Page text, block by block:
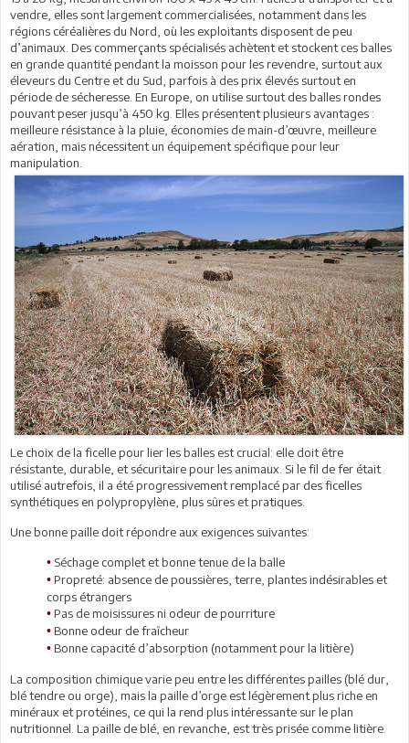
vendre, elles sont largement commercialisées, notamment dans les
régions céréalières du Nord, où les exploitants disposent de peu
d’animaux. Des commerçants spécialisés achètent et stockent ces balles
en grande quantité pendant la moisson pour les revendre, surtout aux
éleveurs du Centre et du Sud, parfois à des prix élevés surtout en
période de sécheresse. En Europe, on utilise surtout des balles rondes
pouvant peser jusqu’à 450 kg. Elles présentent plusieurs avantages :
meilleure résistance à la pluie, économies de main-d’œuvre, meilleure
aération, mais nécessitent un équipement spécifique pour leur
manipulation.
Le choix de la ficelle pour lier les balles est crucial: elle doit être
résistante, durable, et sécuritaire pour les animaux. Si le fil de fer était
utilisé autrefois, il a été progressivement remplacé par des ficelles
synthétiques en polypropylène, plus sûres et pratiques.
Une bonne paille doit répondre aux exigences suivantes:
• Séchage complet et bonne tenue de la balle
• Propreté: absence de poussières, terre, plantes indésirables et
corps étrangers
• Pas de moisissures ni odeur de pourriture
• Bonne odeur de fraîcheur
• Bonne capacité d’absorption (notamment pour la litière)
La composition chimique varie peu entre les différentes pailles (blé dur,
blé tendre ou orge), mais la paille d’orge est légèrement plus riche en
minéraux et protéines, ce qui la rend plus intéressante sur le plan
nutritionnel. La paille de blé, en revanche, est très prisée comme litière.